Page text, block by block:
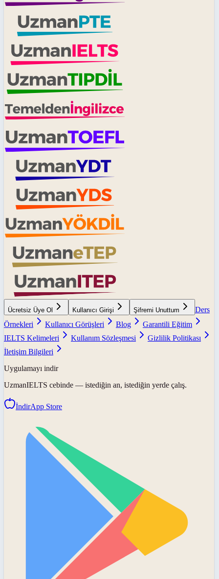
Ücretsiz Üye Ol Kullanıcı Girişi Şifremi Unuttum
Ders
Örnekleri
Kullanıcı Görüşleri Blog
Garantili Eğitim
IELTS Kelimeleri
Kullanım Sözleşmesi
Gizlilik Politikası
İletişim Bilgileri
Uygulamayı indir
UzmanIELTS cebinde — istediğin an, istediğin yerde çalış.
İndirApp Store